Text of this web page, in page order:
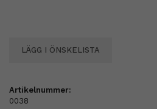
LÄGG I ÖNSKELISTA
Artikelnummer:
0038